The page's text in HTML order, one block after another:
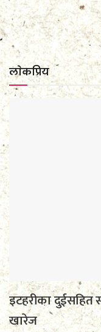
लाेकप्रिय
इटहरीका दुईसहित
खारेज